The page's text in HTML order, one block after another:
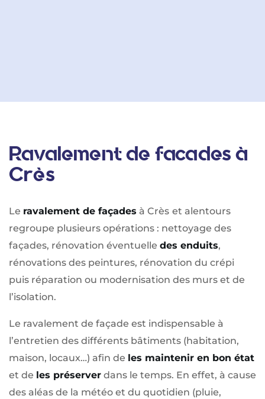
Ravalement de facades à
Crès
Le ravalement de façades à Crès et alentours
regroupe plusieurs opérations : nettoyage des
façades, rénovation éventuelle des enduits,
rénovations des peintures, rénovation du crépi
puis réparation ou modernisation des murs et de
l’isolation.
Le ravalement de façade est indispensable à
l’entretien des différents bâtiments (habitation,
maison, locaux…) afin de les maintenir en bon état
et de les préserver dans le temps. En effet, à cause
des aléas de la météo et du quotidien (pluie,